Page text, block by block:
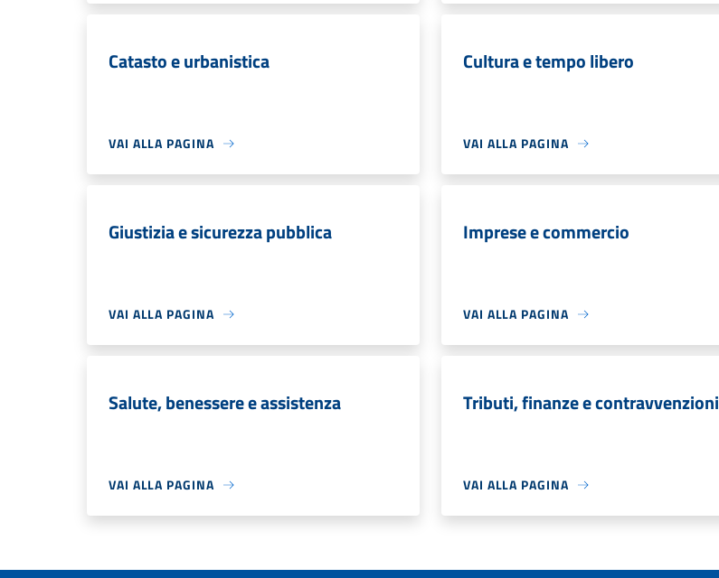
Catasto e urbanistica
VAI ALLA PAGINA
Cultura e tempo libero
VAI ALLA PAGINA
Giustizia e sicurezza pubblica
VAI ALLA PAGINA
Imprese e commercio
VAI ALLA PAGINA
Salute, benessere e assistenza
VAI ALLA PAGINA
Tributi, finanze e contravvenzioni
VAI ALLA PAGINA